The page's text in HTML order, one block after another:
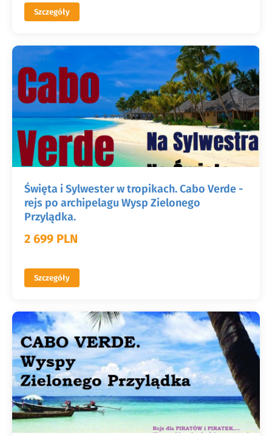
Szczegóły
Święta i Sylwester w tropikach. Cabo Verde -
rejs po archipelagu Wysp Zielonego
Przylądka.
2 699 PLN
Szczegóły